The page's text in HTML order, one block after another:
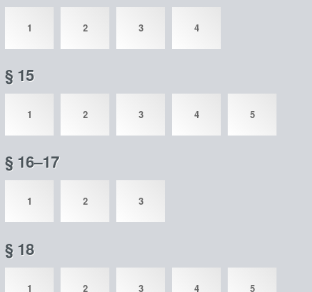
1 2 3 4
§ 15
1 2 3 4 5
§ 16–17
1 2 3
§ 18
1 2 3 4 5